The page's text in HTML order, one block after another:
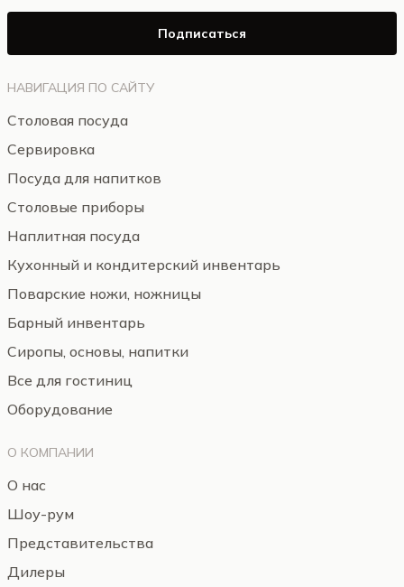
НАВИГАЦИЯ ПО САЙТУ
Столовая посуда
Сервировка
Посуда для напитков
Столовые приборы
Наплитная посуда
Кухонный и кондитерский инвентарь
Поварские ножи, ножницы
Барный инвентарь
Сиропы, основы, напитки
Все для гостиниц
Оборудование
О КОМПАНИИ
О нас
Шоу-рум
Представительства
Дилеры
Подписаться